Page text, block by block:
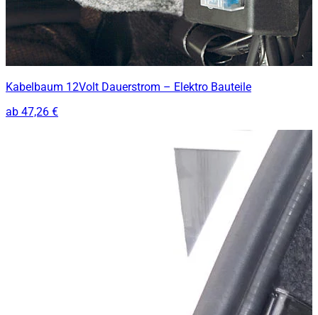
Kabelbaum 12Volt Dauerstrom – Elektro Bauteile
ab 47,26 €